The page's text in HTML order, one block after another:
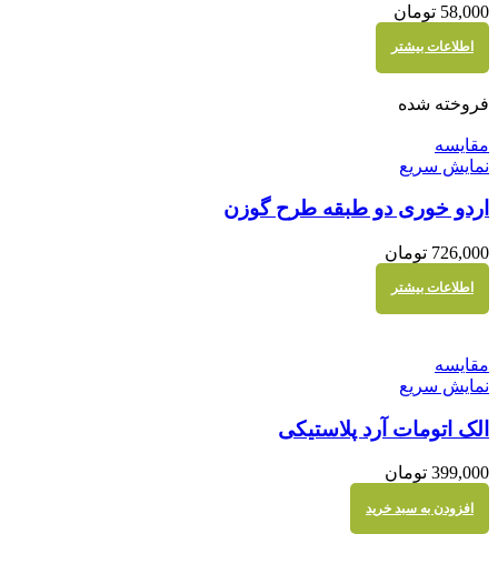
58,000 تومان
اطلاعات بیشتر
فروخته شده
مقايسه
نمایش سریع
اردو خوری دو طبقه طرح گوزن
726,000 تومان
اطلاعات بیشتر
مقايسه
نمایش سریع
الک اتومات آرد پلاستیکی
399,000 تومان
افزودن به سبد خرید